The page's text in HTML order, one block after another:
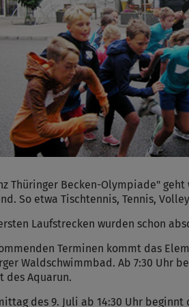
Thüringer Becken-Olympiade"
So etwa Tischtennis, Tennis,
Laufstrecken wurden schon
Terminen kommt das
Waldschwimmbad. Ab 7:30 Uhr
des Aquarun.
des 9. Juli ab 14:30 Uhr